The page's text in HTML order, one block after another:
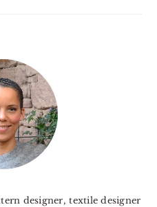
designer, textile designer